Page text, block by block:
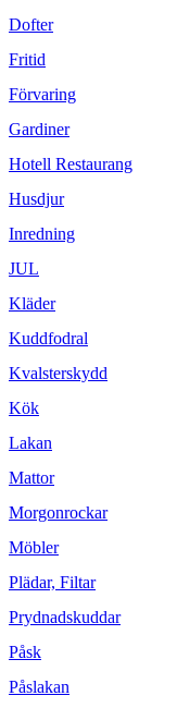
Dofter
Fritid
Förvaring
Gardiner
Hotell Restaurang
Husdjur
Inredning
JUL
Kläder
Kuddfodral
Kvalsterskydd
Kök
Lakan
Mattor
Morgonrockar
Möbler
Plädar, Filtar
Prydnadskuddar
Påsk
Påslakan